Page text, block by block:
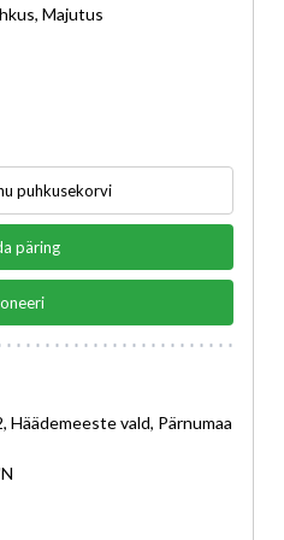
Majutus
puhkusekorvi
päring
Häädemeeste vald, Pärnumaa